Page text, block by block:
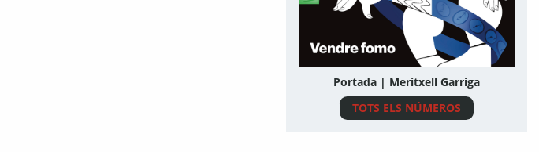
Portada | Meritxell Garriga
TOTS ELS NÚMEROS